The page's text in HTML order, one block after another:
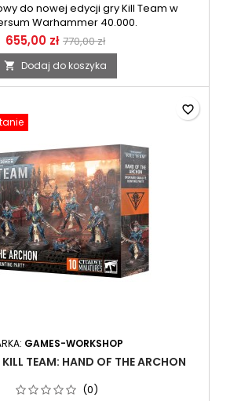
do nowej edycji gry Kill Team w
Warhammer 40.000.
655,00 zł 770,00 zł
 Dodaj do koszyka
GAMES-WORKSHOP
TEAM: HAND OF THE ARCHON
(0)
favorite_border